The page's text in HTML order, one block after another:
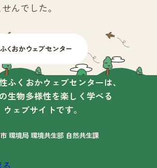
んでした。
ふくおかウェブセンターは、
生物多様性を楽しく学べる
ウェブサイトです。
環境局 環境共生部 自然共生課